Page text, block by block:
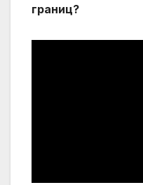
границ?